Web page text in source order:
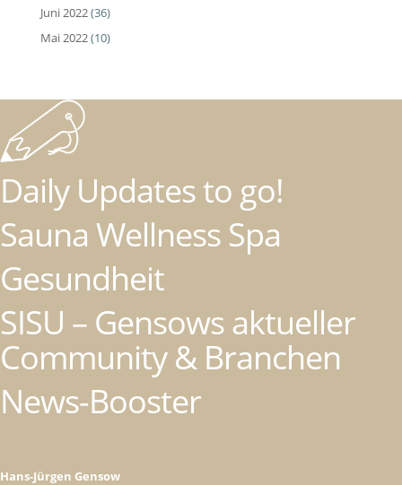
Juni 2022(36)
Mai 2022(10)
Daily Updates to go!
Sauna Wellness Spa
Gesundheit
SISU – Gensows aktueller
Community & Branchen
News-Booster
Hans-Jürgen Gensow